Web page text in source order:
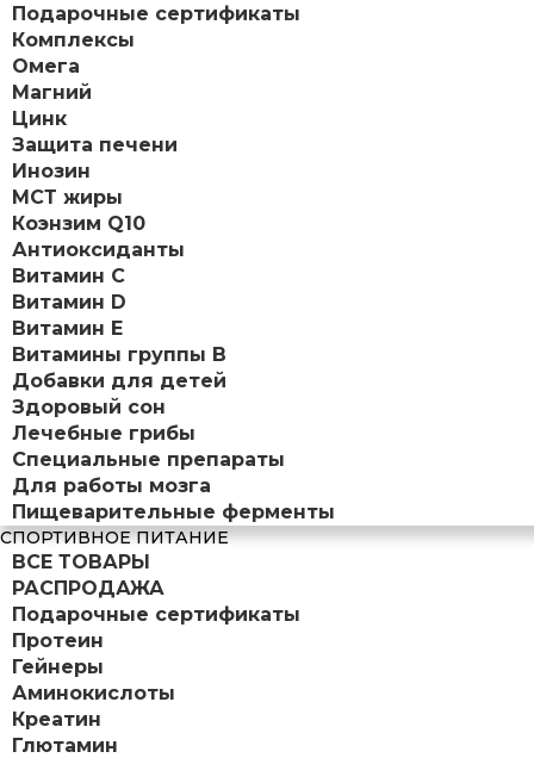
Подарочные сертификаты
Комплексы
Омега
Магний
Цинк
Защита печени
Инозин
МСТ жиры
Коэнзим Q10
Антиоксиданты
Витамин С
Витамин D
Витамин Е
Витамины группы B
Добавки для детей
Здоровый сон
Лечебные грибы
Специальные препараты
Для работы мозга
Пищеварительные ферменты
СПОРТИВНОЕ ПИТАНИЕ
ВСЕ ТОВАРЫ
РАСПРОДАЖА
Подарочные сертификаты
Протеин
Гейнеры
Аминокислоты
Креатин
Глютамин